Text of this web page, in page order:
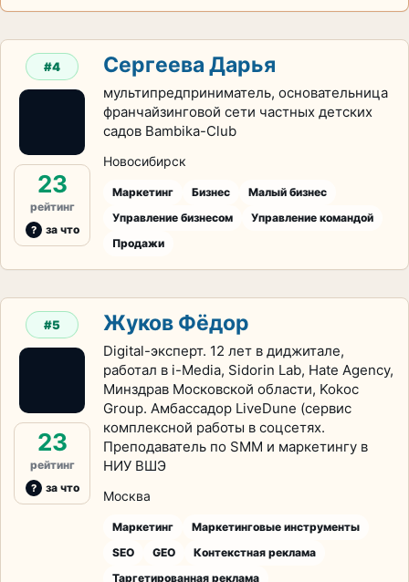
#4
23
рейтинг
за что
Сергеева Дарья
мультипредприниматель, основательница
франчайзинговой сети частных детских
садов Bambika-Club
Новосибирск
Маркетинг Бизнес
Малый бизнес
Управление бизнесом
Управление командой
Продажи
#5
23
рейтинг
за что
Жуков Фёдор
Digital-эксперт. 12 лет в диджитале,
работал в i-Media, Sidorin Lab, Hate Agency,
Минздрав Московской области, Kokoc
Group. Амбассадор LiveDune (сервис
комплексной работы в соцсетях.
Преподаватель по SMM и маркетингу в
НИУ ВШЭ
Москва
Маркетинг
Маркетинговые инструменты
SEO
GEO
Контекстная реклама
Таргетированная реклама